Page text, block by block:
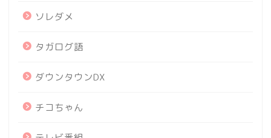
ソレダメ
タガログ語
ダウンタウンDX
チコちゃん